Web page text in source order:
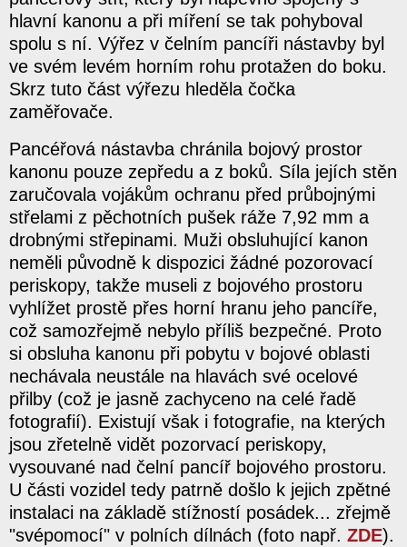
hlavní kanonu a při míření se tak pohyboval
spolu s ní. Výřez v čelním pancíři nástavby byl
ve svém levém horním rohu protažen do boku.
Skrz tuto část výřezu hleděla čočka
zaměřovače.
Pancéřová nástavba chránila bojový prostor
kanonu pouze zepředu a z boků. Síla jejích stěn
zaručovala vojákům ochranu před průbojnými
střelami z pěchotních pušek ráže 7,92 mm a
drobnými střepinami. Muži obsluhující kanon
neměli původně k dispozici žádné pozorovací
periskopy, takže museli z bojového prostoru
vyhlížet prostě přes horní hranu jeho pancíře,
což samozřejmě nebylo příliš bezpečné. Proto
si obsluha kanonu při pobytu v bojové oblasti
nechávala neustále na hlavách své ocelové
přilby (což je jasně zachyceno na celé řadě
fotografií). Existují však i fotografie, na kterých
jsou zřetelně vidět pozorvací periskopy,
vysouvané nad čelní pancíř bojového prostoru.
U části vozidel tedy patrně došlo k jejich zpětné
instalaci na základě stížností posádek... zřejmě
"svépomocí" v polních dílnách (foto např. ZDE).